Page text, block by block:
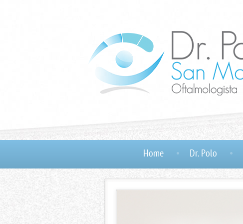
Home Dr. Polo